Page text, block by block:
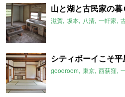
山と湖と古民家の暮
滋賀 坂本 八清 一軒家
シティボーイこそ平
goodroom 東京 西荻窪